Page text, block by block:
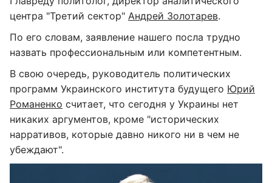
центра "Третий сектор" Андрей Золотарев.
По его словам, заявление нашего посла трудно
назвать профессиональным или компетентным.
В свою очередь, руководитель политических
программ Украинского института будущего Юрий
Романенко считает, что сегодня у Украины нет
никаких аргументов, кроме "исторических
нарративов, которые давно никого ни в чем не
убеждают".